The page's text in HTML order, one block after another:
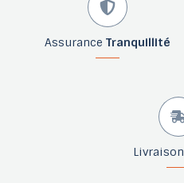
Assurance Tranquillité
Livraison